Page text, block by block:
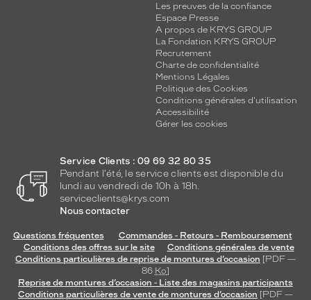
Les preuves de la confiance
Espace Presse
A propos de KRYS GROUP
La Fondation KRYS GROUP
Recrutement
Charte de confidentialité
Mentions Légales
Politique des Cookies
Conditions générales d'utilisation
Accessibilité
Gérer les cookies
Service Clients : 09 69 32 80 35
Pendant l'été, le service clients est disponible du
lundi au vendredi de 10h à 18h.
serviceclients@krys.com
Nous contacter
Questions fréquentes
Commandes - Retours - Remboursement
Conditions des offres sur le site
Conditions générales de vente
Conditions particulières de reprise de montures d’occasion [PDF —
86 Ko]
Reprise de montures d’occasion - Liste des magasins participants
Conditions particulières de vente de montures d’occasion [PDF —